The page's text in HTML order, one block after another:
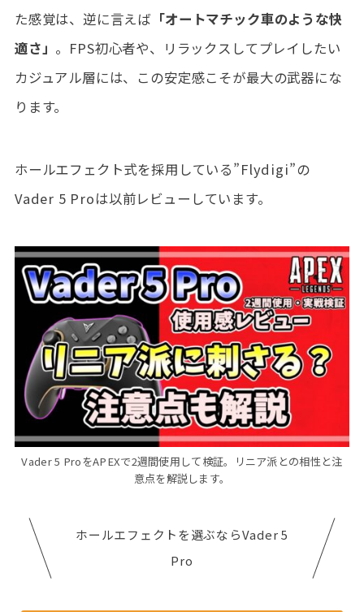
た感覚は、逆に言えば 「オートマチック車のような快
適さ」 。FPS初心者や、リラックスしてプレイしたい
カジュアル層には、この安定感こそが最大の武器にな
ります。
ホールエフェクト式を採用している”Flydigi”の
Vader 5 Proは以前レビューしています。
Vader 5 ProをAPEXで2週間使用して検証。リニア派との相性と注
意点を解説します。
ホールエフェクトを選ぶならVader 5
Pro